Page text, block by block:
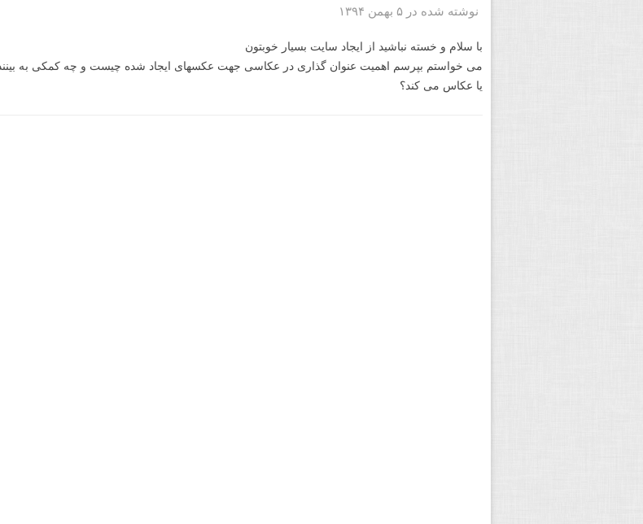
نوشته شده در ۵ بهمن ۱۳۹۴
با سلام و خسته نباشید از ایجاد سایت بسیار خوبتون
می خواستم بپرسم اهمیت عنوان گذاری در عکاسی جهت عکسهای ایجاد شده چیست و چه کمکی به
یا عکاس می کند؟